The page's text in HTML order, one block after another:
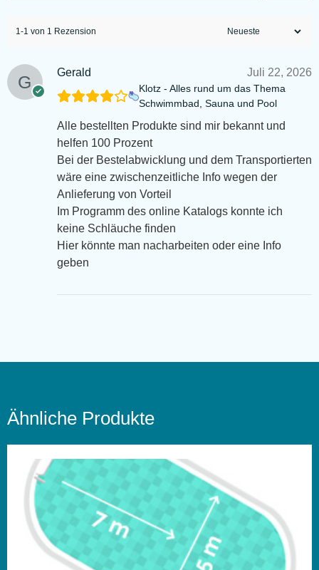
1-1 von 1 Rezension
Gerald Juli 22, 2026
Klotz - Alles rund um das Thema
Schwimmbad, Sauna und Pool
Alle bestellten Produkte sind mir bekannt und
helfen 100 Prozent
Bei der Bestelabwicklung und dem Transportierten
wäre eine zwischenzeitliche Info wegen der
Anlieferung von Vorteil
Im Programm des online Katalogs konnte ich
keine Schläuche finden
Hier könnte man nacharbeiten oder eine Info
geben
Ähnliche Produkte